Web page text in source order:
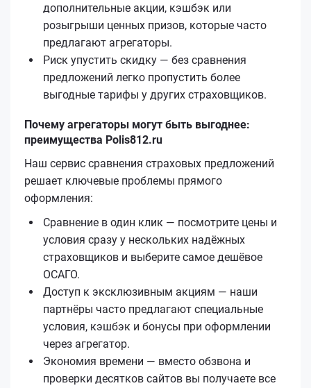
дополнительные акции, кэшбэк или
розыгрыши ценных призов, которые часто
предлагают агрегаторы.
Риск упустить скидку — без сравнения
предложений легко пропустить более
выгодные тарифы у других страховщиков.
Почему агрегаторы могут быть выгоднее:
преимущества Polis812.ru
Наш сервис сравнения страховых предложений
решает ключевые проблемы прямого
оформления:
Сравнение в один клик — посмотрите цены и
условия сразу у нескольких надёжных
страховщиков и выберите самое дешёвое
ОСАГО.
Доступ к эксклюзивным акциям — наши
партнёры часто предлагают специальные
условия, кэшбэк и бонусы при оформлении
через агрегатор.
Экономия времени — вместо обзвона и
проверки десятков сайтов вы получаете все